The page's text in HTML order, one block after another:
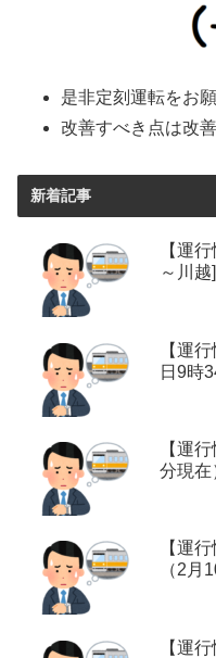
是非定刻運転をお
改善すべき点は改
新着記事
【運
～川
【運
日9時
【運
分現在
【運
（2月
【運